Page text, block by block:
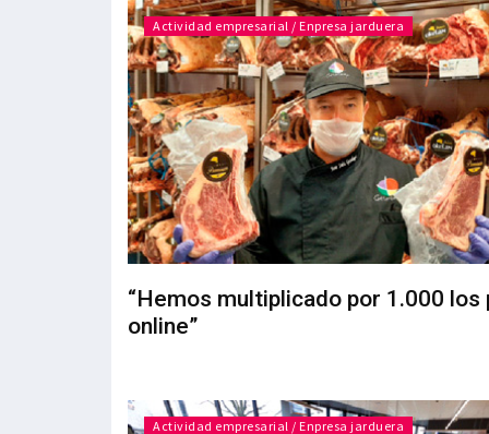
Actividad empresarial / Enpresa jarduera
“Hemos multiplicado por 1.000 los
online”
Actividad empresarial / Enpresa jarduera